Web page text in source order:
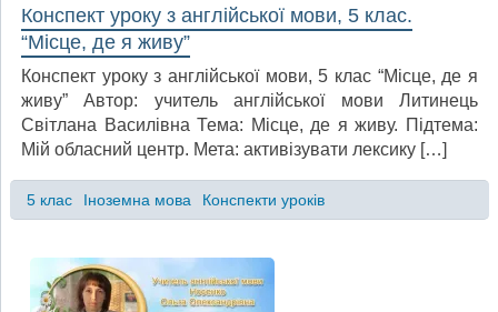
Конспект уроку з англійської мови, 5 клас.
“Місце, де я живу”
Конспект уроку з англійської мови, 5 клас “Місце, де я
живу” Автор: учитель англійської мови Литинець
Світлана Василівна Тема: Місце, де я живу. Підтема:
Мій обласний центр. Мета: активізувати лексику […]
5 клас Іноземна мова Конспекти уроків